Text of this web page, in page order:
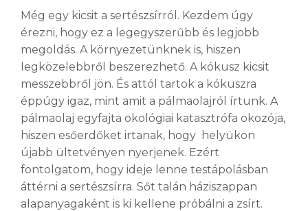
Még egy kicsit a sertészsírról. Kezdem úgy
érezni, hogy ez a legegyszerűbb és legjobb
megoldás. A környezetünknek is, hiszen
legközelebbről beszerezhető. A kókusz kicsit
messzebbről jön. És attól tartok a kókuszra
éppúgy igaz, mint amit a pálmaolajról írtunk. A
pálmaolaj egyfajta ökológiai katasztrófa okozója,
hiszen esőerdőket irtanak, hogy helyükön
újabb ültetvényen nyerjenek. Ezért
fontolgatom, hogy ideje lenne testápolásban
áttérni a sertészsírra. Sőt talán háziszappan
alapanyagaként is ki kellene próbálni a zsírt.